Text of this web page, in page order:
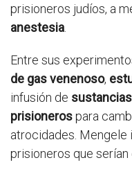
prisioneros judíos, a
anestesia
Entre sus
de gas venenoso,
infusión de
prisionerospara
atrocidades. Mengele
prisioneros que serían